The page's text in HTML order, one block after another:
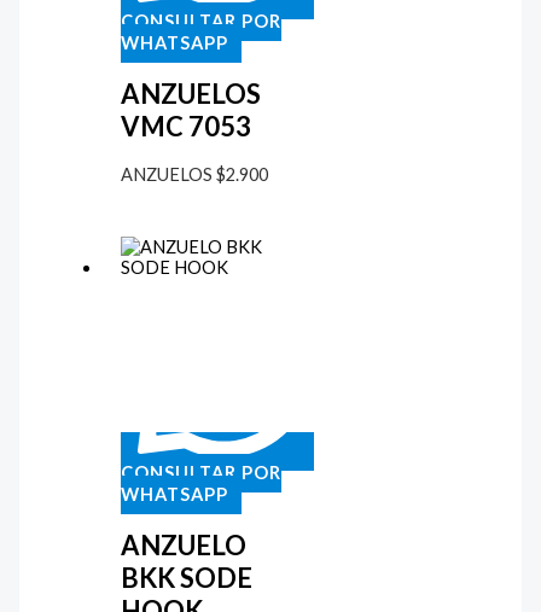
CONSULTAR POR
WHATSAPP
ANZUELOS
VMC 7053
ANZUELOS $2.900
CONSULTAR POR
WHATSAPP
ANZUELO
BKK SODE